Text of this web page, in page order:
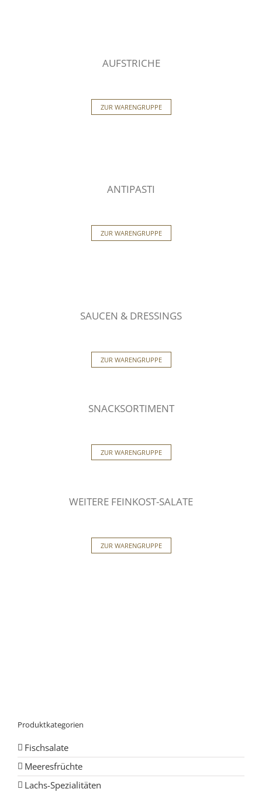
AUFSTRICHE
ZUR WARENGRUPPE
ANTIPASTI
ZUR WARENGRUPPE
SAUCEN & DRESSINGS
ZUR WARENGRUPPE
SNACKSORTIMENT
ZUR WARENGRUPPE
WEITERE FEINKOST-SALATE
ZUR WARENGRUPPE
Produktkategorien
Fischsalate
Meeresfrüchte
Lachs-Spezialitäten